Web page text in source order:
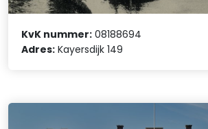
KvK nummer: 08188694
Adres: Kayersdijk 149